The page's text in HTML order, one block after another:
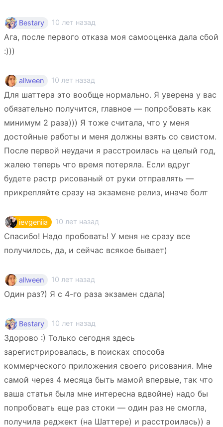
Bestary 10 лет назад
Ага, после первого отказа моя самооценка дала сбой
:)))
allween 10 лет назад
Для шаттера это вообще нормально. Я уверена у вас
обязательно получится, главное — попробовать как
минимум 2 раза))) Я тоже считала, что у меня
достойные работы и меня должны взять со свистом.
После первой неудачи я расстроилась на целый год,
жалею теперь что время потеряла. Если вдруг
будете растр рисованый от руки отправлять —
прикрепляйте сразу на экзамене релиз, иначе болт
ievgeniia 10 лет назад
Спасибо! Надо пробовать! У меня не сразу все
получилось, да, и сейчас всякое бывает)
allween 10 лет назад
Один раз?) Я с 4-го раза экзамен сдала)
Bestary 10 лет назад
Здорово :) Только сегодня здесь
зарегистрировалась, в поисках способа
коммерческого приложения своего рисования. Мне
самой через 4 месяца быть мамой впервые, так что
ваша статья была мне интересна вдвойне) надо бы
попробовать еще раз стоки — один раз не смогла,
получила реджект (на Шаттере) и расстроилась)) а